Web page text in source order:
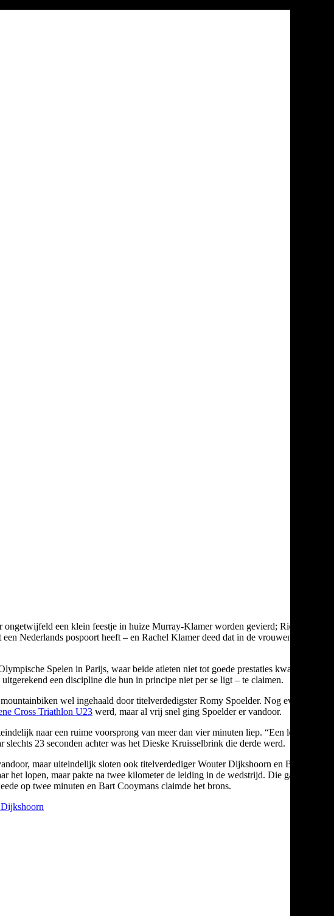
een klein feestje in huize Murray-Klamer worden gevierd; Richard
Nederlands pospoort heeft – en Rachel Klamer deed dat in de vrouwenrace.
Spelen in Parijs, waar beide atleten niet tot goede prestaties kwamen.
een discipline die hun in principe niet per se ligt – te claimen.
wel ingehaald door titelverdedigster Romy Spoelder. Nog even
Cross Triathlon U23 werd, maar al vrij snel ging Spoelder er vandoor.
naar een ruime voorsprong van meer dan vier minuten liep. “Een leuk
23 seconden achter was het Dieske Kruisselbrink die derde werd.
maar uiteindelijk sloten ook titelverdediger Wouter Dijkshoorn en Bart
het lopen, maar pakte na twee kilometer de leiding in de wedstrijd. Die gaf hij
op twee minuten en Bart Cooymans claimde het brons.